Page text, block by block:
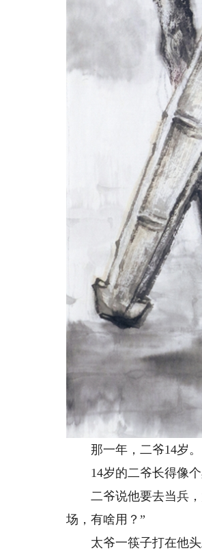
那一年，二爷14岁。
14岁的二爷长得像个
二爷说他要去当兵，
场，有啥用？”
太爷一筷子打在他头